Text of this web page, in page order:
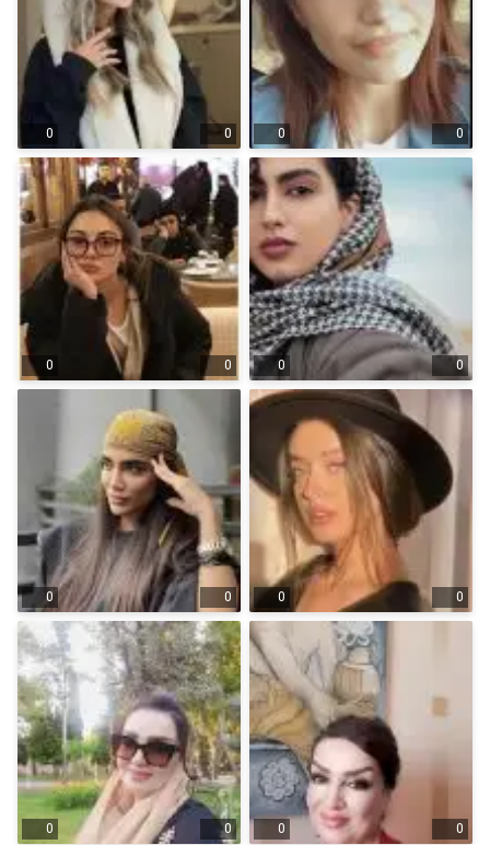
0 0 0 0
0 0 0 0
0 0 0 0
0 0 0 0